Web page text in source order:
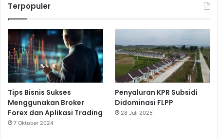
Terpopuler
Tips Bisnis Sukses
Menggunakan Broker
Forex dan Aplikasi Trading
7 Oktober 2024
Penyaluran KPR Subsidi
Didominasi FLPP
28 Juli 2025